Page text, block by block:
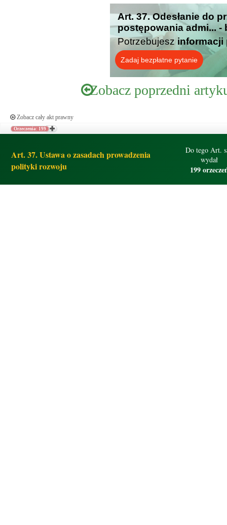
Art. 37. Odesłanie do
postępowania admi... -
Potrzebujesz informacji
Zadaj bezpłatne pytanie
Zobacz poprzedni
Zobacz cały akt prawny
Orzeczenia: 199
Art. 37. Ustawa o zasadach prowadzenia
polityki rozwoju
Do tego Art.
wydał
199